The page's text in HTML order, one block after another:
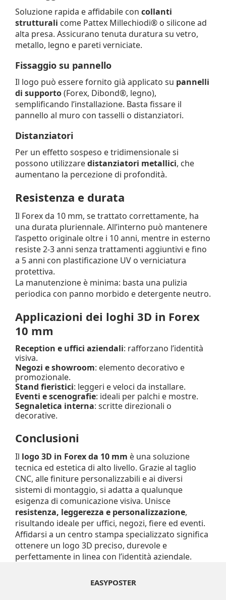
Soluzione rapida e affidabile con collanti
strutturali come Pattex Millechiodi® o silicone ad
alta presa. Assicurano tenuta duratura su vetro,
metallo, legno e pareti verniciate.
Fissaggio su pannello
Il logo può essere fornito già applicato su pannelli
di supporto(Forex, Dibond®, legno),
semplificando l’installazione. Basta fissare il
pannello al muro con tasselli o distanziatori.
Distanziatori
Per un effetto sospeso e tridimensionale si
possono utilizzaredistanziatori metallici, che
aumentano la percezione di profondità.
Resistenza e durata
Il Forex da 10 mm, se trattato correttamente, ha
una durata pluriennale. All’interno può mantenere
l’aspetto originale oltre i 10 anni, mentre in esterno
resiste 2-3 anni senza trattamenti aggiuntivi e fino
a 5 anni con plastificazione UV o verniciatura
protettiva.
La manutenzione è minima: basta una pulizia
periodica con panno morbido e detergente neutro.
Applicazioni dei loghi 3D in Forex
10 mm
Reception e uffici aziendali: rafforzano l’identità
visiva.
Negozi e showroom: elemento decorativo e
promozionale.
Stand fieristici: leggeri e veloci da installare.
Eventi e scenografie: ideali per palchi e mostre.
Segnaletica interna: scritte direzionali o
decorative.
Conclusioni
Il logo 3D in Forex da 10 mm è una soluzione
tecnica ed estetica di alto livello. Grazie al taglio
CNC, alle finiture personalizzabili e ai diversi
sistemi di montaggio, si adatta a qualunque
esigenza di comunicazione visiva. Unisce
resistenza, leggerezza e personalizzazione,
risultando ideale per uffici, negozi, fiere ed eventi.
Affidarsi a un centro stampa specializzato significa
ottenere un logo 3D preciso, durevole e
perfettamente in linea con l’identità aziendale.
EASYPOSTER